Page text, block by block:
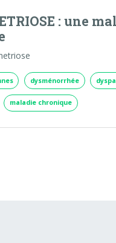
: une
dysménorrhée
maladie chronique